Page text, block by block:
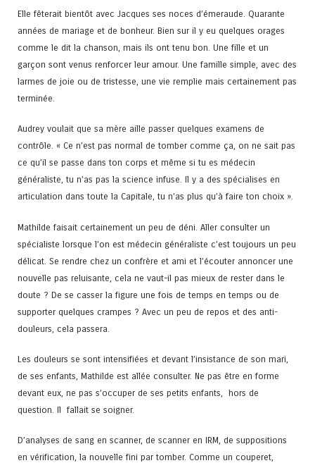
Elle fêterait bientôt avec Jacques ses noces d’émeraude. Quarante
années de mariage et de bonheur. Bien sur il y eu quelques orages
comme le dit la chanson, mais ils ont tenu bon. Une fille et un
garçon sont venus renforcer leur amour. Une famille simple, avec des
larmes de joie ou de tristesse, une vie remplie mais certainement pas
terminée.
Audrey voulait que sa mère aille passer quelques examens de
contrôle. « Ce n’est pas normal de tomber comme ça, on ne sait pas
ce qu’il se passe dans ton corps et même si tu es médecin
généraliste, tu n’as pas la science infuse. Il y a des spécialises en
articulation dans toute la Capitale, tu n’as plus qu’à faire ton choix ».
Mathilde faisait certainement un peu de déni. Aller consulter un
spécialiste lorsque l’on est médecin généraliste c’est toujours un peu
délicat. Se rendre chez un confrère et ami et l’écouter annoncer une
nouvelle pas reluisante, cela ne vaut-il pas mieux de rester dans le
doute ? De se casser la figure une fois de temps en temps ou de
supporter quelques crampes ? Avec un peu de repos et des anti-
douleurs, cela passera.
Les douleurs se sont intensifiées et devant l’insistance de son mari,
de ses enfants, Mathilde est allée consulter. Ne pas être en forme
devant eux, ne pas s’occuper de ses petits enfants, hors de
question. Il fallait se soigner.
D’analyses de sang en scanner, de scanner en IRM, de suppositions
en vérification, la nouvelle fini par tomber. Comme un couperet,